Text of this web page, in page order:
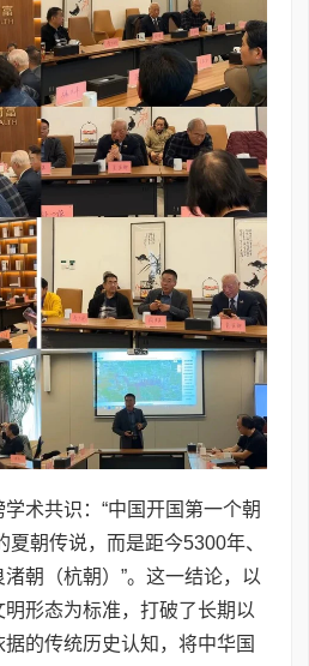
术共识：“中国开国第一个朝
朝传说，而是距今5300年、
朝（杭朝）”。这一结论，以
形态为标准，打破了长期以
的传统历史认知，将中华国